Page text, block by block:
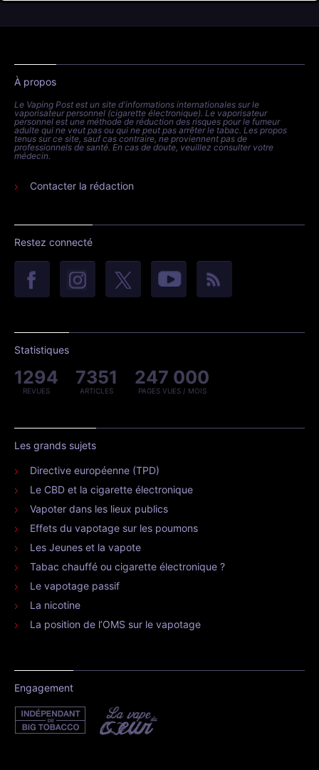
À propos
Le Vaping Post est un site d'informations internationales sur le
vaporisateur personnel (cigarette électronique). Le vaporisateur
personnel est une méthode de réduction des risques pour le fumeur
adulte qui ne veut pas ou qui ne peut pas arrêter le tabac. Les propos
tenus sur ce site, sauf cas contraire, ne proviennent pas de
professionnels de santé. En cas de doute, veuillez consulter votre
médecin.
Contacter la rédaction
Restez connecté
Statistiques
1294
REVUES
7351
ARTICLES
247 000
PAGES VUES / MOIS
Les grands sujets
Directive européenne (TPD)
Le CBD et la cigarette électronique
Vapoter dans les lieux publics
Effets du vapotage sur les poumons
Les Jeunes et la vapote
Tabac chauffé ou cigarette électronique ?
Le vapotage passif
La nicotine
La position de l’OMS sur le vapotage
Engagement